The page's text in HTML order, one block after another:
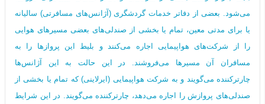
می‌شود. بعضی از دفاتر خدمات گردشگری (آژانس‌های مسافرتی) سالیانه
یا برای مدتی معین، تمام یا بخشی از صندلی‌های بعضی مسیرهای هوایی
را از شرکت‌های هواپیمایی اجاره می‌کنند و بلیط این پروازها را به
مسافران آن مسیرها می‌فروشند. در این حالت به این آژانس‌ها
چارترکننده می‌گویند و به شرکت هواپیمایی (ایرلاینی) که تمام یا بخشی از
صندلی‌های پروازش را اجاره می‌دهد، چارترکننده می‌گویند. در این شرایط